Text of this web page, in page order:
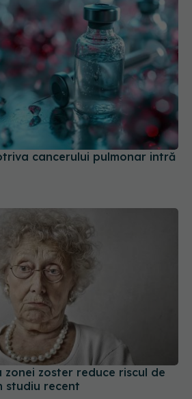
cancerului pulmonar intră
zonei zoster reduce riscul de
studiu recent